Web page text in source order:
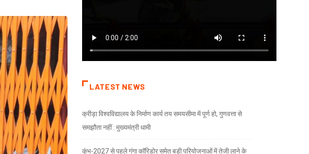
LATEST NEWS
क्रीड़ा विश्वविद्यालय के निर्माण कार्य तय समयसीमा में पूर्ण हो, गुणवत्ता से
समझौता नहीं : मुख्यमंत्री धामी
कुंभ-2027 से पहले गंगा कॉरिडोर समेत बड़ी परियोजनाओं में तेजी लाने के